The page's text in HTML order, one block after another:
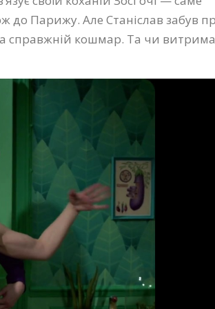
до Парижу. Але Станіслав забув
справжній кошмар. Та чи